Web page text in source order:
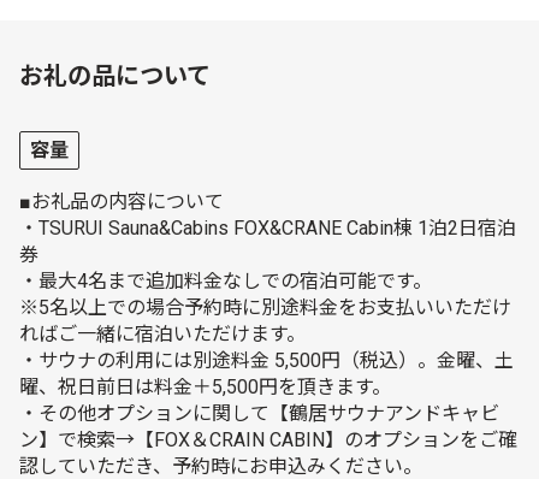
お礼の品について
容量
■お礼品の内容について
・TSURUI Sauna&Cabins FOX&CRANE Cabin棟 1泊2日宿泊
券
・最大4名まで追加料金なしでの宿泊可能です。
※5名以上での場合予約時に別途料金をお支払いいただけ
ればご一緒に宿泊いただけます。
・サウナの利用には別途料金 5,500円（税込）。金曜、土
曜、祝日前日は料金＋5,500円を頂きます。
・その他オプションに関して【鶴居サウナアンドキャビ
ン】で検索→【FOX＆CRAIN CABIN】のオプションをご確
認していただき、予約時にお申込みください。